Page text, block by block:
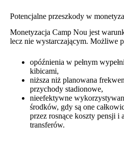
Potencjalne przeszkody w
Monetyzacja Camp Nou jest
lecz nie wystarczającym. Możliwe
opóźnienia w pełnym
kibicami,
niższa niż planowana
przychody stadionowe,
nieefektywne
środków, gdy są one
przez rosnące koszty pensji i
transferów.